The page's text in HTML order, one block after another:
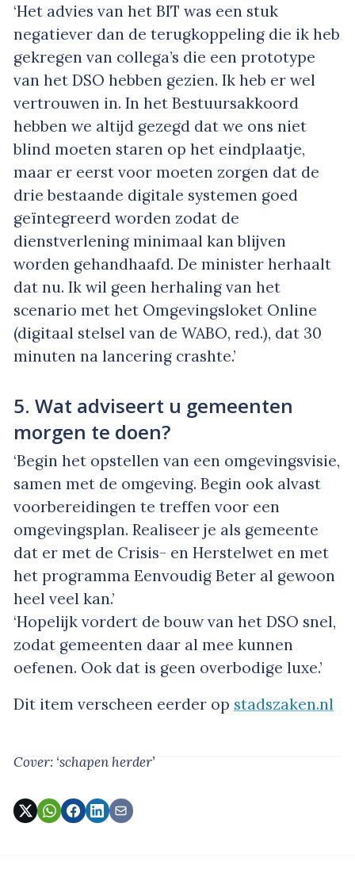
‘Het advies van het BIT was een stuk
negatiever dan de terugkoppeling die ik heb
gekregen van collega’s die een prototype
van het DSO hebben gezien. Ik heb er wel
vertrouwen in. In het Bestuursakkoord
hebben we altijd gezegd dat we ons niet
blind moeten staren op het eindplaatje,
maar er eerst voor moeten zorgen dat de
drie bestaande digitale systemen goed
geïntegreerd worden zodat de
dienstverlening minimaal kan blijven
worden gehandhaafd. De minister herhaalt
dat nu. Ik wil geen herhaling van het
scenario met het Omgevingsloket Online
(digitaal stelsel van de WABO, red.), dat 30
minuten na lancering crashte.’
5. Wat adviseert u gemeenten
morgen te doen?
‘Begin het opstellen van een omgevingsvisie,
samen met de omgeving. Begin ook alvast
voorbereidingen te treffen voor een
omgevingsplan. Realiseer je als gemeente
dat er met de Crisis- en Herstelwet en met
het programma Eenvoudig Beter al gewoon
heel veel kan.’
‘Hopelijk vordert de bouw van het DSO snel,
zodat gemeenten daar al mee kunnen
oefenen. Ook dat is geen overbodige luxe.’
Dit item verscheen eerder op stadszaken.nl
Cover: ‘schapen herder’